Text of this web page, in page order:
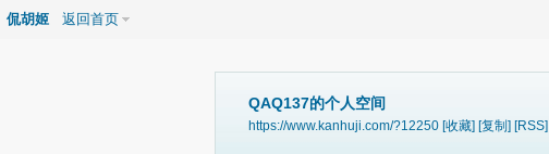
侃胡姬 返回首页
QAQ137的个人空间
https://www.kanhuji.com/?12250 [收藏] [复制] [RSS]